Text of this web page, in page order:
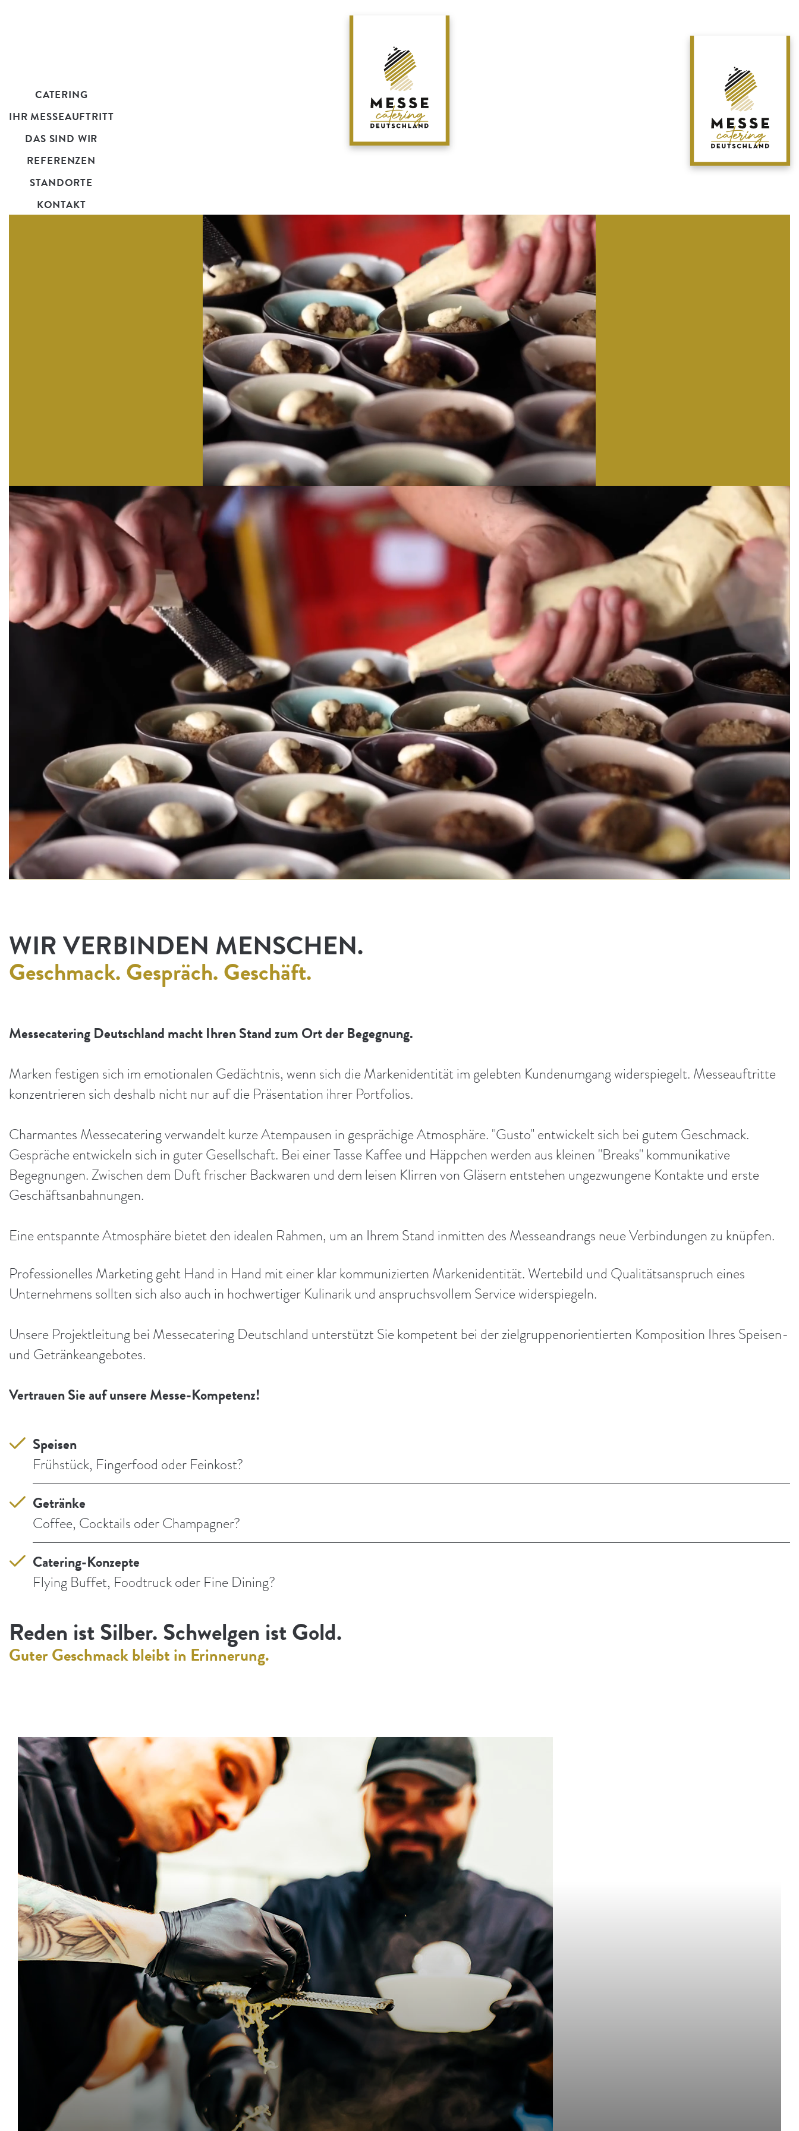
CATERING
IHR MESSEAUFTRITT
DAS SIND WIR
REFERENZEN
STANDORTE
KONTAKT
WIR VERBINDEN MENSCHEN.
Geschmack. Gespräch. Geschäft.
Messecatering Deutschland macht Ihren Stand zum Ort der Begegnung.
Marken festigen sich im emotionalen Gedächtnis, wenn sich die Markenidentität im gelebten Kundenumgang widerspiegelt. Messeauftritte
konzentrieren sich deshalb nicht nur auf die Präsentation ihrer Portfolios.
Charmantes Messecatering verwandelt kurze Atempausen in gesprächige Atmosphäre. "Gusto" entwickelt sich bei gutem Geschmack.
Gespräche entwickeln sich in guter Gesellschaft. Bei einer Tasse Kaffee und Häppchen werden aus kleinen "Breaks" kommunikative
Begegnungen. Zwischen dem Duft frischer Backwaren und dem leisen Klirren von Gläsern entstehen ungezwungene Kontakte und erste
Geschäftsanbahnungen.
Eine entspannte Atmosphäre bietet den idealen Rahmen, um an Ihrem Stand inmitten des Messeandrangs neue Verbindungen zu knüpfen.
Professionelles Marketing geht Hand in Hand mit einer klar kommunizierten Markenidentität. Wertebild und Qualitätsanspruch eines
Unternehmens sollten sich also auch in hochwertiger Kulinarik und anspruchsvollem Service widerspiegeln.
Unsere Projektleitung bei Messecatering Deutschland unterstützt Sie kompetent bei der zielgruppenorientierten Komposition Ihres Speisen-
und Getränkeangebotes.
Vertrauen Sie auf unsere Messe-Kompetenz!
Speisen
Frühstück, Fingerfood oder Feinkost?
Getränke
Coffee, Cocktails oder Champagner?
Catering-Konzepte
Flying Buffet, Foodtruck oder Fine Dining?
Reden ist Silber. Schwelgen ist Gold.
Guter Geschmack bleibt in Erinnerung.